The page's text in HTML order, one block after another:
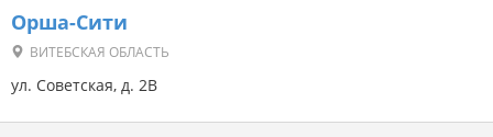
Орша-Сити
ВИТЕБСКАЯ ОБЛАСТЬ
ул. Советская, д. 2В